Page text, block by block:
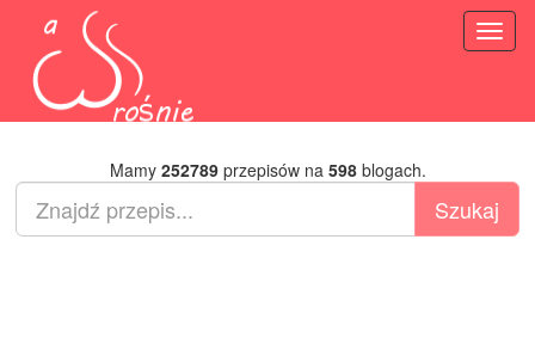
Mamy 252789przepisów na 598blogach.